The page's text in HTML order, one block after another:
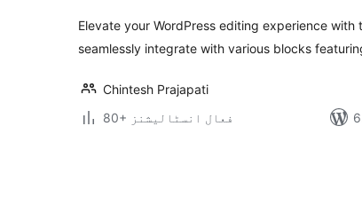
Elevate your WordPress editing experience
seamlessly integrate with various blocks
Chintesh Prajapati
80+ فعال انسٹالیشنز